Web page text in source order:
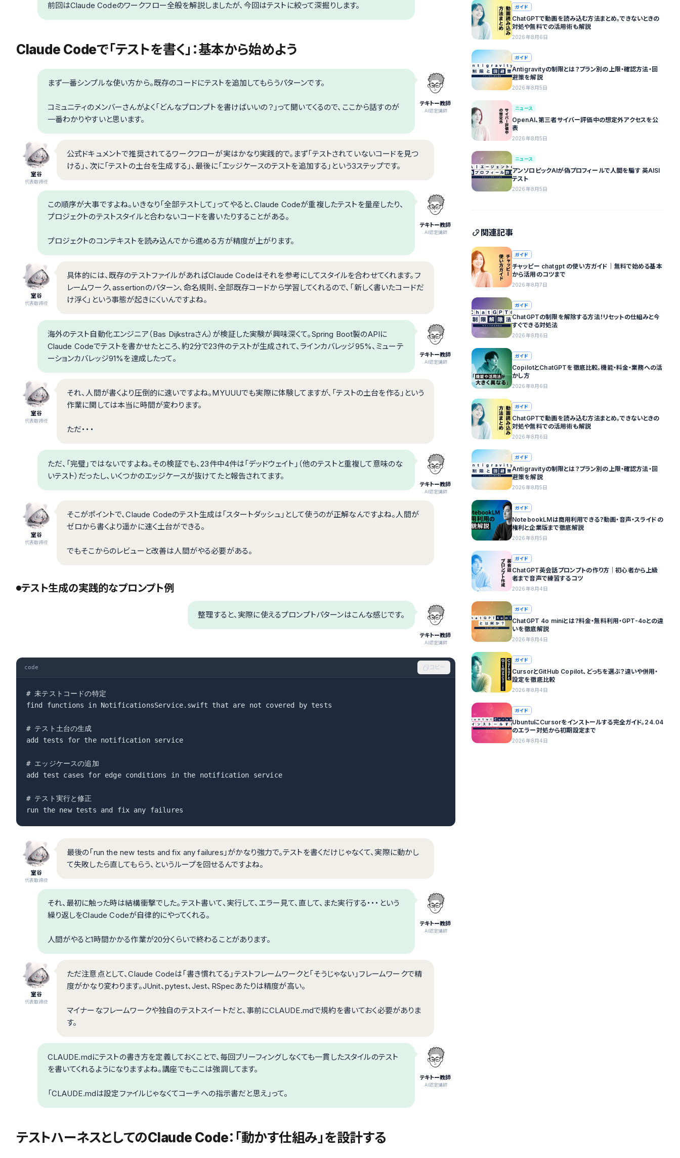
前回はClaude Codeのワークフロー全般を解説しましたが、今回はテストに絞って深掘りします。
Claude Codeで「テストを書く」：基本から始めよう
テキトー教師
.AI認定講師
まず一番シンプルな使い方から。既存のコードにテストを追加してもらうパターンです。
コミュニティのメンバーさんがよく「どんなプロンプトを書けばいいの？」って聞いてくるので、ここから話すのが
一番わかりやすいと思います。
室谷
代表取締役
公式ドキュメントで推奨されてるワークフローが実はかなり実践的で。まず「テストされていないコードを見つ
ける」、次に「テストの土台を生成する」、最後に「エッジケースのテストを追加する」という3ステップです。
テキトー教師
.AI認定講師
この順序が大事ですよね。いきなり「全部テストして」ってやると、Claude Codeが重複したテストを量産したり、
プロジェクトのテストスタイルと合わないコードを書いたりすることがある。
プロジェクトのコンテキストを読み込んでから進める方が精度が上がります。
室谷
代表取締役
具体的には、既存のテストファイルがあればClaude Codeはそれを参考にしてスタイルを合わせてくれます。フ
レームワーク、assertionのパターン、命名規則、全部既存コードから学習してくれるので、「新しく書いたコードだ
け浮く」という事態が起きにくいんですよね。
テキトー教師
.AI認定講師
海外のテスト自動化エンジニア（Bas Dijkstraさん）が検証した実験が興味深くて。Spring Boot製のAPIに
Claude Codeでテストを書かせたところ、約2分で23件のテストが生成されて、ラインカバレッジ95%、ミューテ
ーションカバレッジ91%を達成したって。
室谷
代表取締役
それ、人間が書くより圧倒的に速いですよね。MYUUUでも実際に体験してますが、「テストの土台を作る」という
作業に関しては本当に時間が変わります。
ただ・・・
テキトー教師
.AI認定講師
ただ、「完璧」ではないですよね。その検証でも、23件中4件は「デッドウェイト」（他のテストと重複して意味のな
いテスト）だったし、いくつかのエッジケースが抜けてたと報告されてます。
室谷
代表取締役
そこがポイントで、Claude Codeのテスト生成は「スタートダッシュ」として使うのが正解なんですよね。人間が
ゼロから書くより遥かに速く土台ができる。
でもそこからのレビューと改善は人間がやる必要がある。
テスト生成の実践的なプロンプト例
テキトー教師
.AI認定講師
整理すると、実際に使えるプロンプトパターンはこんな感じです。
code コピー
# 未テストコードの特定
find functions in NotificationsService.swift that are not covered by tests
# テスト土台の生成
add tests for the notification service
# エッジケースの追加
add test cases for edge conditions in the notification service
# テスト実行と修正
run the new tests and fix any failures
室谷
代表取締役
最後の「run the new tests and fix any failures」がかなり強力で。テストを書くだけじゃなくて、実際に動かし
て失敗したら直してもらう、というループを回せるんですよね。
テキトー教師
.AI認定講師
それ、最初に触った時は結構衝撃でした。テスト書いて、実行して、エラー見て、直して、また実行する・・・という
繰り返しをClaude Codeが自律的にやってくれる。
人間がやると1時間かかる作業が20分くらいで終わることがあります。
室谷
代表取締役
ただ注意点として、Claude Codeは「書き慣れてる」テストフレームワークと「そうじゃない」フレームワークで精
度がかなり変わります。JUnit、pytest、Jest、RSpecあたりは精度が高い。
マイナーなフレームワークや独自のテストスイートだと、事前にCLAUDE.mdで規約を書いておく必要がありま
す。
テキトー教師
.AI認定講師
CLAUDE.mdにテストの書き方を定義しておくことで、毎回ブリーフィングしなくても一貫したスタイルのテスト
を書いてくれるようになりますよね。講座でもここは強調してます。
「CLAUDE.mdは設定ファイルじゃなくてコーチへの指示書だと思え」って。
テストハーネスとしてのClaude Code：「動かす仕組み」を設計する
ガイド
ChatGPTで動画を読み込む方法まとめ。できないときの
対処や無料での活用術も解説
2026年8月6日
ガイド
Antigravityの制限とは？プラン別の上限・確認方法・回
避策を解説
2026年8月5日
ニュース
OpenAI、第三者サイバー評価中の想定外アクセスを公
表
2026年8月5日
ニュース
アンソロピックAIが偽プロフィールで人間を騙す 英AISI
テスト
2026年8月5日
関連記事
ガイド
チャッピー chatgpt の使い方ガイド｜無料で始める基本
から活用のコツまで
2026年8月7日
ガイド
ChatGPTの制限を解除する方法！リセットの仕組みと今
すぐできる対処法
2026年8月6日
ガイド
CopilotとChatGPTを徹底比較。機能・料金・業務への活
かし方
2026年8月6日
ガイド
ChatGPTで動画を読み込む方法まとめ。できないときの
対処や無料での活用術も解説
2026年8月6日
ガイド
Antigravityの制限とは？プラン別の上限・確認方法・回
避策を解説
2026年8月5日
ガイド
NotebookLMは商用利用できる？動画・音声・スライドの
権利と企業版まで徹底解説
2026年8月5日
ガイド
ChatGPT英会話プロンプトの作り方｜初心者から上級
者まで音声で練習するコツ
2026年8月4日
ガイド
ChatGPT 4o miniとは？料金・無料利用・GPT-4oとの違
いを徹底解説
2026年8月4日
ガイド
CursorとGitHub Copilot、どっちを選ぶ？違いや併用・
設定を徹底比較
2026年8月4日
ガイド
UbuntuにCursorをインストールする完全ガイド。24.04
のエラー対処から初期設定まで
2026年8月4日